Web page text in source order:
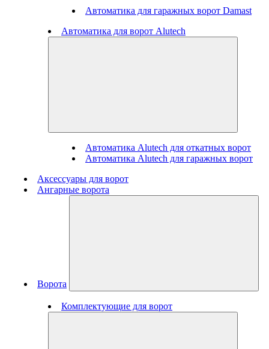
Автоматика для гаражных ворот Damast
Автоматика для ворот Alutech
Автоматика Alutech для откатных ворот
Автоматика Alutech для гаражных ворот
Аксессуары для ворот
Ангарные ворота
Ворота
Комплектующие для ворот